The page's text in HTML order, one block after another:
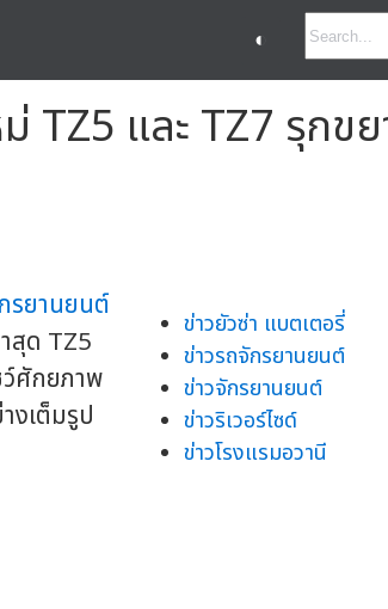
◐
TZ5 และ TZ7 รุกข
รยานยนต์
สุด TZ5
ศักยภาพ
งเต็มรูป
ข่าวยัวซ่า แบตเตอรี่
ข่าวรถจักรยานยนต์
ข่าวจักรยานยนต์
ข่าวริเวอร์ไซด์
ข่าวโรงแรมอวานี